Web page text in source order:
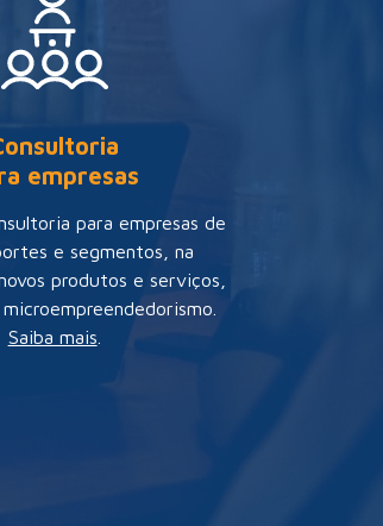
empresas
para empresas de
e segmentos, na
produtos e serviços,
Saiba mais